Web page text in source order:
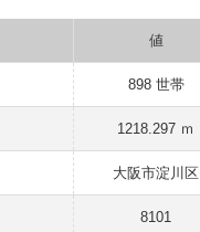
値
898 世帯
1218.297 ｍ
大阪市淀川区
8101